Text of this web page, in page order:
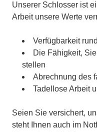
Unserer Schlosser ist
Arbeit unsere Werte
Verfügbarkeit
Die Fähigkeit,
stellen
Abrechnung des
Tadellose Arbeit
Seien Sie versichert,
steht Ihnen auch im